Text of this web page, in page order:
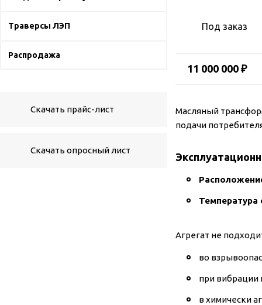
Траверсы ЛЭП
Распродажа
Скачать прайс-лист
Скачать опросный лист
Под заказ
11 000 000 ₽
Масляный
подачи
Агрегат не
во
при вибрации
в химически